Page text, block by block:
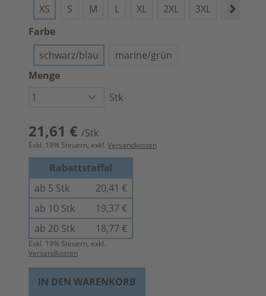
XS
S M L XL 2XL 3XL
4XL
Farbe
schwarz/blau
marine/grün
Menge
Stk
21,61 € /Stk
Exkl. 19% Steuern, exkl. Versandkosten
Rabattstaffel
ab 5 Stk
20,41 €
ab 10 Stk
19,37 €
ab 20 Stk
18,77 €
Exkl. 19% Steuern, exkl.
Versandkosten
IN DEN WARENKORB